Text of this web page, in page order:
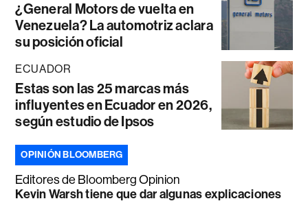
¿General Motors de vuelta en
Venezuela? La automotriz aclara
su posición oficial
ECUADOR
Estas son las 25 marcas más
influyentes en Ecuador en 2026,
según estudio de Ipsos
OPINIÓN BLOOMBERG
Editores de Bloomberg Opinion
Kevin Warsh tiene que dar algunas explicaciones